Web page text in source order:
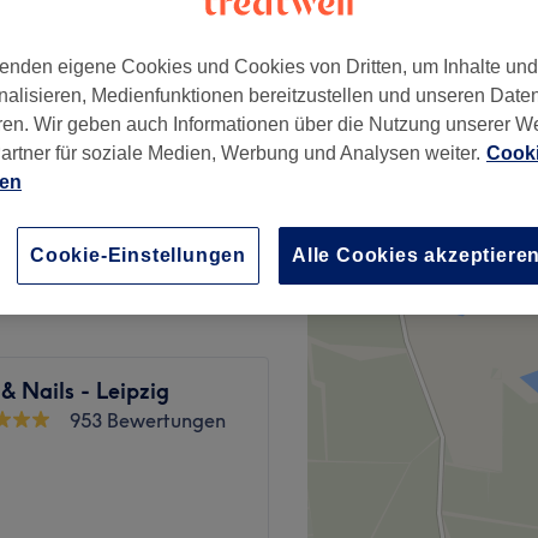
5 €
5 €
Nails - Leipzig
953 Bewertungen
eigene Cookies und Cookies von Dritten, um Inhalte
Medienfunktionen bereitzustellen und unseren
Wir geben auch Informationen über die Nutzung unserer
für soziale Medien, Werbung und Analysen weiter.
Cookie-Einstellungen Alle Cookies akzeptieren